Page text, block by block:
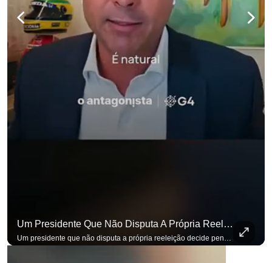
Um Presidente Que Não Disputa A Própria Reeleição Decide Pensando Em Quem Vem Depois.
Um presidente que não disputa a própria reeleição decide pensando em quem vem depois. Foi assim que Flávio Bolsonaro defendeu a PEC do fim da reeleição, primeira das medidas que citou para o ambiente de negócios. Se você busca informação com credibilidade, inscreva-se agora e ative o
para não perder nenhuma